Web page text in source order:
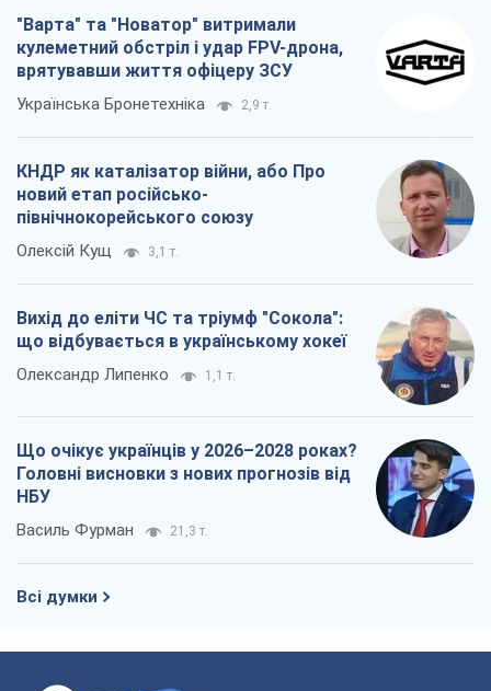
"Варта" та "Новатор" витримали
кулеметний обстріл і удар FPV-дрона,
врятувавши життя офіцеру ЗСУ
Українська Бронетехніка 2,9 т.
КНДР як каталізатор війни, або Про
новий етап російсько-
північнокорейського союзу
Олексій Кущ 3,1 т.
Вихід до еліти ЧС та тріумф "Сокола":
що відбувається в українському хокеї
Олександр Липенко 1,1 т.
Що очікує українців у 2026–2028 роках?
Головні висновки з нових прогнозів від
НБУ
Василь Фурман 21,3 т.
Всі думки